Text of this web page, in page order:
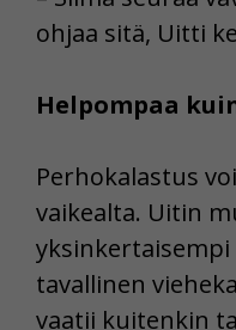
ohjaa sitä, Uitti
Helpompaa
Perhokalastus
vaikealta. Uitin
tavallinen
vaatii kuitenkin